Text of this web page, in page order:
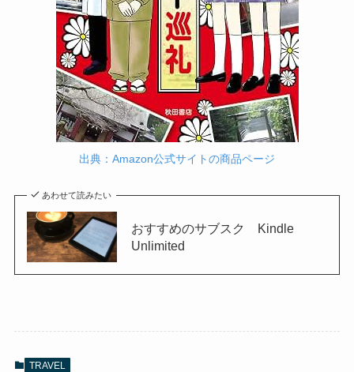
出典：Amazon公式サイトの商品ページ
あわせて読みたい
おすすめのサブスク Kindle
Unlimited
TRAVEL